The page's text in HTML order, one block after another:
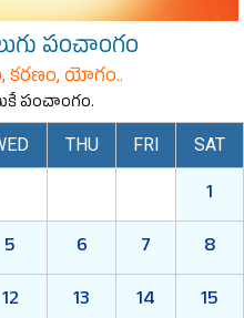
పంచాంగం
కరణం, యోగం..
పంచాంగం.
THU FRI SAT
1
5 6 7
8
12 13 14
15